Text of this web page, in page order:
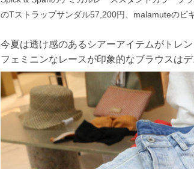
のTストラップサンダル57,200円、malamuteのビ
今夏は透け感のあるシアーアイテムがトレン
フェミニンなレースが印象的なブラウスは